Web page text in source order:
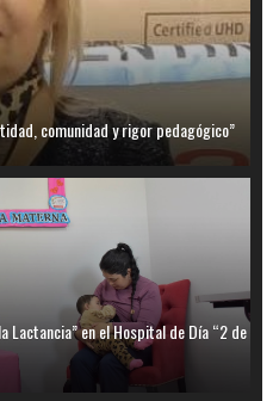
comunidad y rigor pedagógico”
Lactancia” en el Hospital de Día “2 de